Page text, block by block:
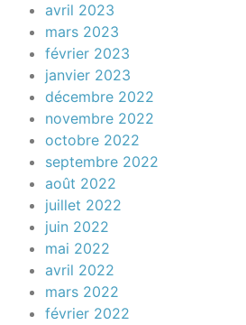
avril 2023
mars 2023
février 2023
janvier 2023
décembre 2022
novembre 2022
octobre 2022
septembre 2022
août 2022
juillet 2022
juin 2022
mai 2022
avril 2022
mars 2022
février 2022